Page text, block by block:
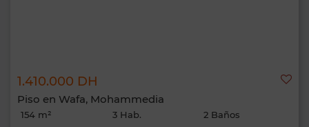
1.410.000 DH
Piso en Wafa, Mohammedia
154 m² 3 Hab. 2 Baños